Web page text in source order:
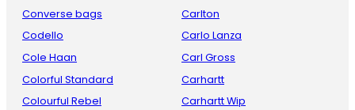
Converse bags
Codello
Cole Haan
Colorful Standard
Colourful Rebel
Carlton
Carlo Lanza
Carl Gross
Carhartt
Carhartt Wip